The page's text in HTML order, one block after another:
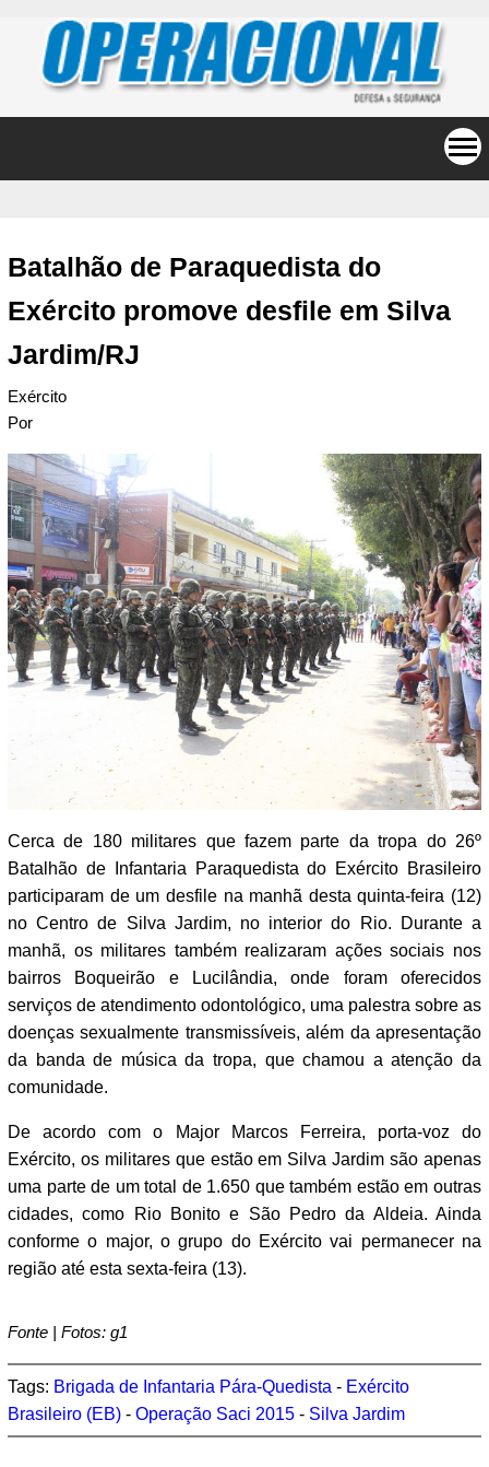
Batalhão de Paraquedista do
Exército promove desfile em Silva
Jardim/RJ
Exército
Por
Cerca de 180 militares que fazem parte da tropa do 26º
Batalhão de Infantaria Paraquedista do Exército Brasileiro
participaram de um desfile na manhã desta quinta-feira (12)
no Centro de Silva Jardim, no interior do Rio. Durante a
manhã, os militares também realizaram ações sociais nos
bairros Boqueirão e Lucilândia, onde foram oferecidos
serviços de atendimento odontológico, uma palestra sobre as
doenças sexualmente transmissíveis, além da apresentação
da banda de música da tropa, que chamou a atenção da
comunidade.
De acordo com o Major Marcos Ferreira, porta-voz do
Exército, os militares que estão em Silva Jardim são apenas
uma parte de um total de 1.650 que também estão em outras
cidades, como Rio Bonito e São Pedro da Aldeia. Ainda
conforme o major, o grupo do Exército vai permanecer na
região até esta sexta-feira (13).
Fonte | Fotos: g1
Tags: Brigada de Infantaria Pára-Quedista - Exército
Brasileiro (EB) - Operação Saci 2015 - Silva Jardim